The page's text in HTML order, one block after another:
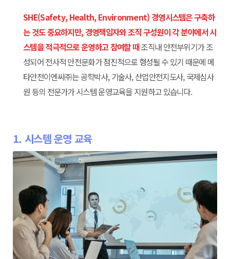
SHE(Safety, Health, Environment) 경영시스템은 구축하
는 것도 중요하지만, 경영책임자와 조직 구성원이 각 분야에서 시
스템을 적극적으로 운영하고 참여할 때조직내 안전부위기가 조
성되어 전사적 안전문화가 점진적으로 형성될 수 있기 때문에 메
타안전이엔씨㈜는 공학박사, 기술사, 산업안전지도사, 국제심사
원 등의 전문가가 시스템 운영교육을 지원하고 있습니다.
1. 시스템 운영 교육